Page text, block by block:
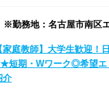
勤務地：名古屋市南区
家庭教師】大学生歓迎！
短期・Wワーク◎希望エ
介